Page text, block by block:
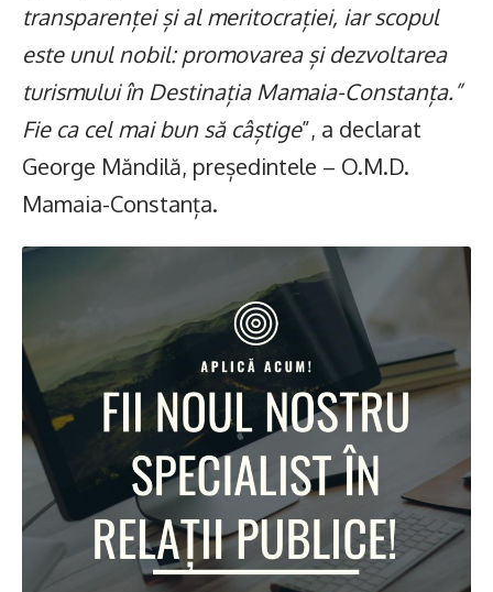
transparenței și al meritocrației, iar scopul
este unul nobil: promovarea și dezvoltarea
turismului în Destinația Mamaia-Constanța.”
Fie ca cel mai bun să câștige”, a declarat
George Măndilă, președintele – O.M.D.
Mamaia-Constanța.